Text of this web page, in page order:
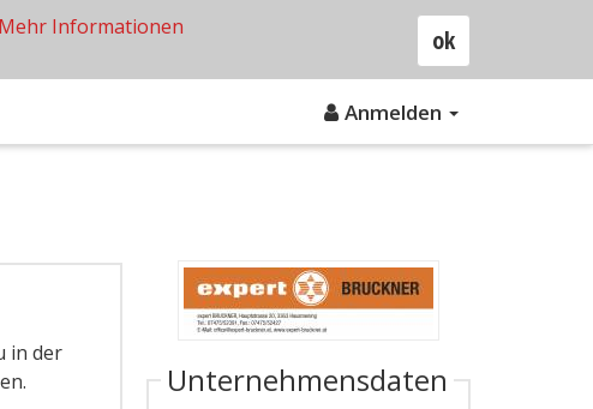
Anmelden
in der
Unternehmensdaten
ok
Mehr Informationen